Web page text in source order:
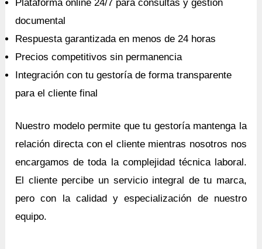
Plataforma online 24/7 para consultas y gestión
documental
Respuesta garantizada en menos de 24 horas
Precios competitivos sin permanencia
Integración con tu gestoría de forma transparente
para el cliente final
Nuestro modelo permite que tu gestoría mantenga la
relación directa con el cliente mientras nosotros nos
encargamos de toda la complejidad técnica laboral.
El cliente percibe un servicio integral de tu marca,
pero con la calidad y especialización de nuestro
equipo.